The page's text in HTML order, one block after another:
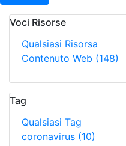
Voci Risorse
Qualsiasi Risorsa
Contenuto Web (148)
Tag
Qualsiasi Tag
coronavirus (10)